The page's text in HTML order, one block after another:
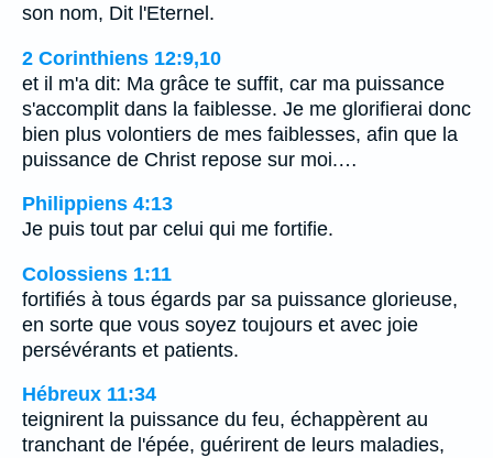
son nom, Dit l'Eternel.
2 Corinthiens 12:9,10
et il m'a dit: Ma grâce te suffit, car ma puissance
s'accomplit dans la faiblesse. Je me glorifierai donc
bien plus volontiers de mes faiblesses, afin que la
puissance de Christ repose sur moi.…
Philippiens 4:13
Je puis tout par celui qui me fortifie.
Colossiens 1:11
fortifiés à tous égards par sa puissance glorieuse,
en sorte que vous soyez toujours et avec joie
persévérants et patients.
Hébreux 11:34
teignirent la puissance du feu, échappèrent au
tranchant de l'épée, guérirent de leurs maladies,